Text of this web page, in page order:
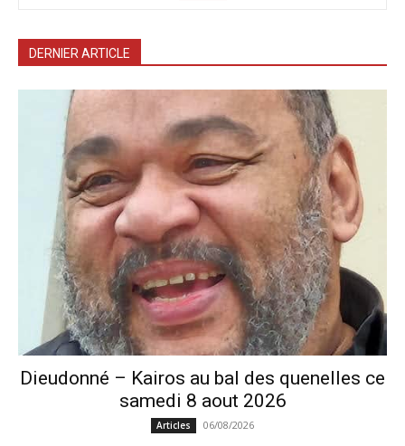
DERNIER ARTICLE
Dieudonné – Kairos au bal des quenelles ce
samedi 8 aout 2026
Articles 06/08/2026